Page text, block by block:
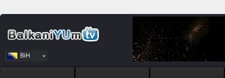
BiH
Srpski